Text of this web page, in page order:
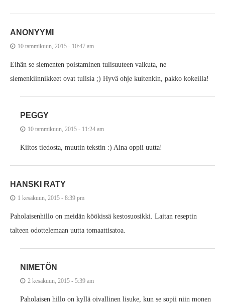
ANONYYMI
10 tammikuun, 2015 - 10:47 am
Eihän se siementen poistaminen tulisuuteen vaikuta, ne
siemenkiinnikkeet ovat tulisia ;) Hyvä ohje kuitenkin, pakko kokeilla!
PEGGY
10 tammikuun, 2015 - 11:24 am
Kiitos tiedosta, muutin tekstin :) Aina oppii uutta!
HANSKI RATY
1 kesäkuun, 2015 - 8:39 pm
Paholaisenhillo on meidän köökissä kestosuosikki. Laitan reseptin
talteen odottelemaan uutta tomaattisatoa.
NIMETÖN
2 kesäkuun, 2015 - 5:39 am
Paholaisen hillo on kyllä oivallinen lisuke, kun se sopii niin monen